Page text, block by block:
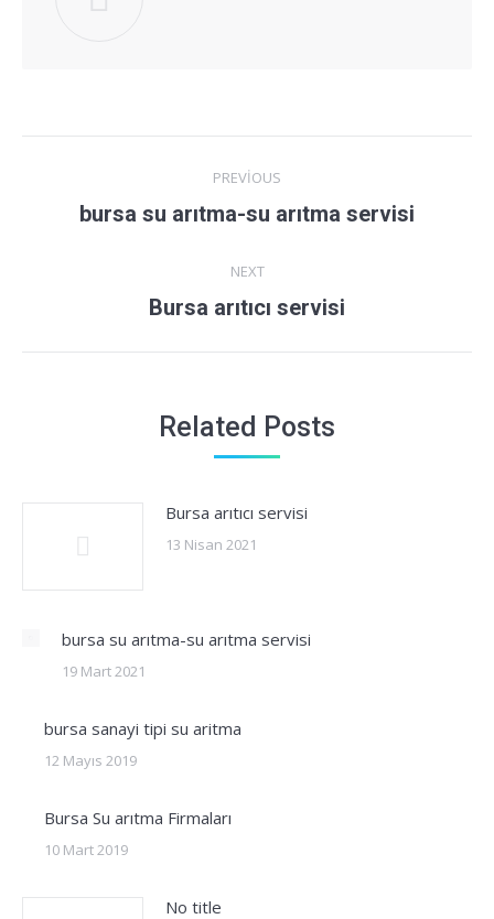
navigation
PREVIOUS
Previous
bursa su arıtma-su arıtma servisi
NEXT
Next
Bursa arıtıcı servisi
Related Posts
Bursa arıtıcı servisi
13 Nisan 2021
bursa su arıtma-su arıtma servisi
19 Mart 2021
bursa sanayi tipi su aritma
12 Mayıs 2019
Bursa Su arıtma Firmaları
10 Mart 2019
No title